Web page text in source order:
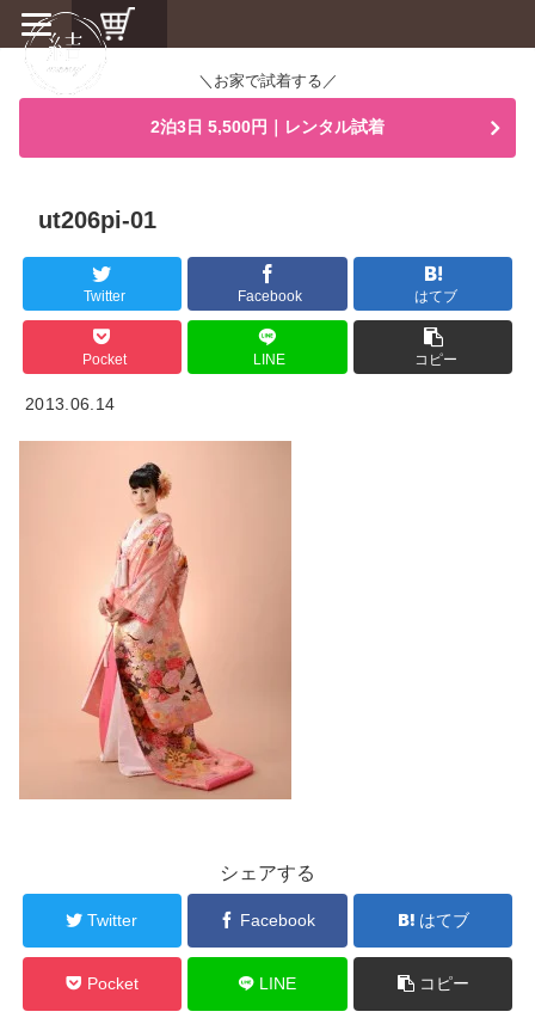
＼お家で試着する／
2泊3日 5,500円｜レンタル試着
ut206pi-01
Twitter Facebook はてブ
Pocket LINE コピー
2013.06.14
シェアする
Twitter Facebook はてブ
Pocket LINE コピー